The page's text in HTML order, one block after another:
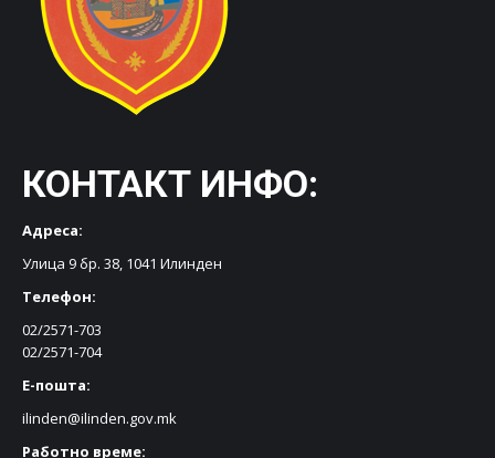
КОНТАКТ ИНФО:
Адреса:
Улица 9 бр. 38, 1041 Илинден
Телефон:
02/2571-703
02/2571-704
Е-пошта:
ilinden@ilinden.gov.mk
Работно време: